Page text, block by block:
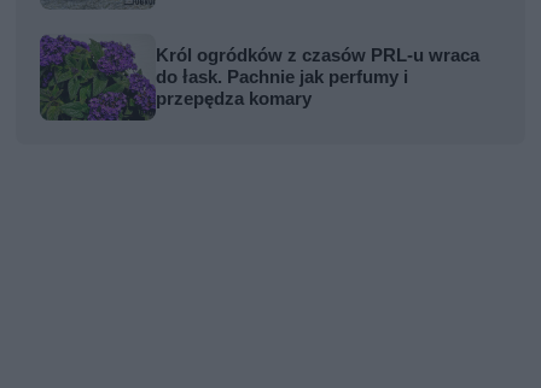
Król ogródków z czasów PRL-u wraca
do łask. Pachnie jak perfumy i
przepędza komary